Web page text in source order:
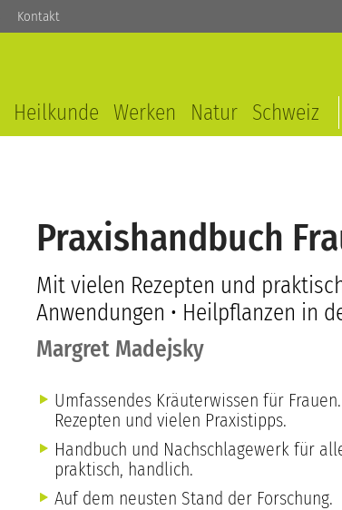
Kontakt
Heilkunde Werken Natur Schweiz
Praxishandbuch
Mit vielen Rezepten und
Anwendungen • Heilpflanzen in
Margret Madejsky
Umfassendes Kräuterwissen für
Rezepten und vielen Praxistipps.
Handbuch und Nachschlagewerk für
praktisch, handlich.
Auf dem neusten Stand der Forschung.